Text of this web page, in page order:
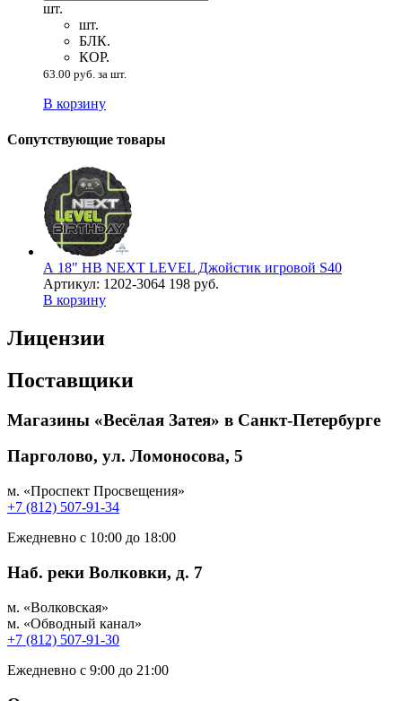
шт.
шт.
БЛК.
КОР.
63.00 руб. за шт.
В корзину
Сопутствующие товары
А 18" HB NEXT LEVEL Джойстик игровой S40
Артикул: 1202-3064 198 руб.
В корзину
Лицензии
Поставщики
Магазины «Весёлая Затея» в Санкт-Петербурге
Парголово, ул. Ломоносова, 5
м. «Проспект Просвещения»
+7 (812) 507-91-34
Ежедневно с 10:00 до 18:00
Наб. реки Волковки, д. 7
м. «Волковская»
м. «Обводный канал»
+7 (812) 507-91-30
Ежедневно с 9:00 до 21:00